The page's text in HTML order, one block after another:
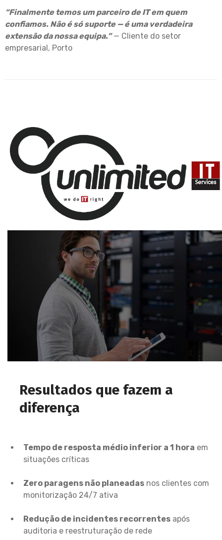
“Finalmente temos um parceiro de IT em quem
confiamos. Não é só suporte — é uma verdadeira
extensão da nossa equipa.”— Cliente do setor
empresarial, Porto
Resultados que fazem a
diferença
Tempo de resposta médio inferior a 1 hora em
situações críticas
Zero paragens não planeadas nos clientes com
monitorização 24/7 ativa
Redução de incidentes recorrentes após
auditoria e reestruturação de rede